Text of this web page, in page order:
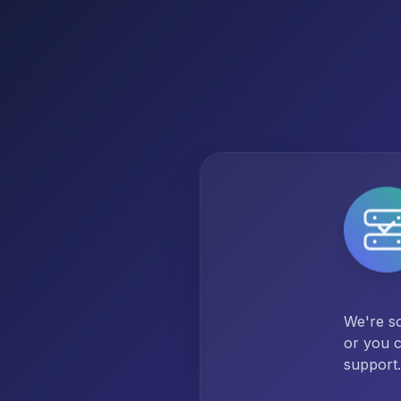
We're
or you
support.